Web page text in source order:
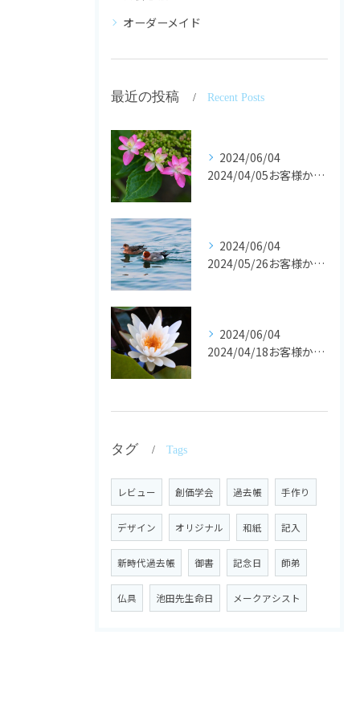
オーダーメイド
最近の投稿 Recent Posts
2024/06/04
2024/04/05お客様からの声です。
2024/06/04
2024/05/26お客様からの声です。
2024/06/04
2024/04/18お客様からの声
タグ Tags
レビュー 創価学会 過去帳 手作り
デザイン オリジナル 和紙 記入
新時代過去帳 御書 記念日 師弟
仏具 池田先生命日 メークアシスト